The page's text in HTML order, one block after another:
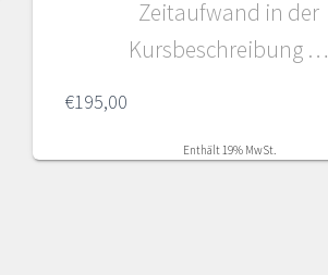
Zeitaufwand in der
Kursbeschreibung …
€195,00
Enthält 19% MwSt.